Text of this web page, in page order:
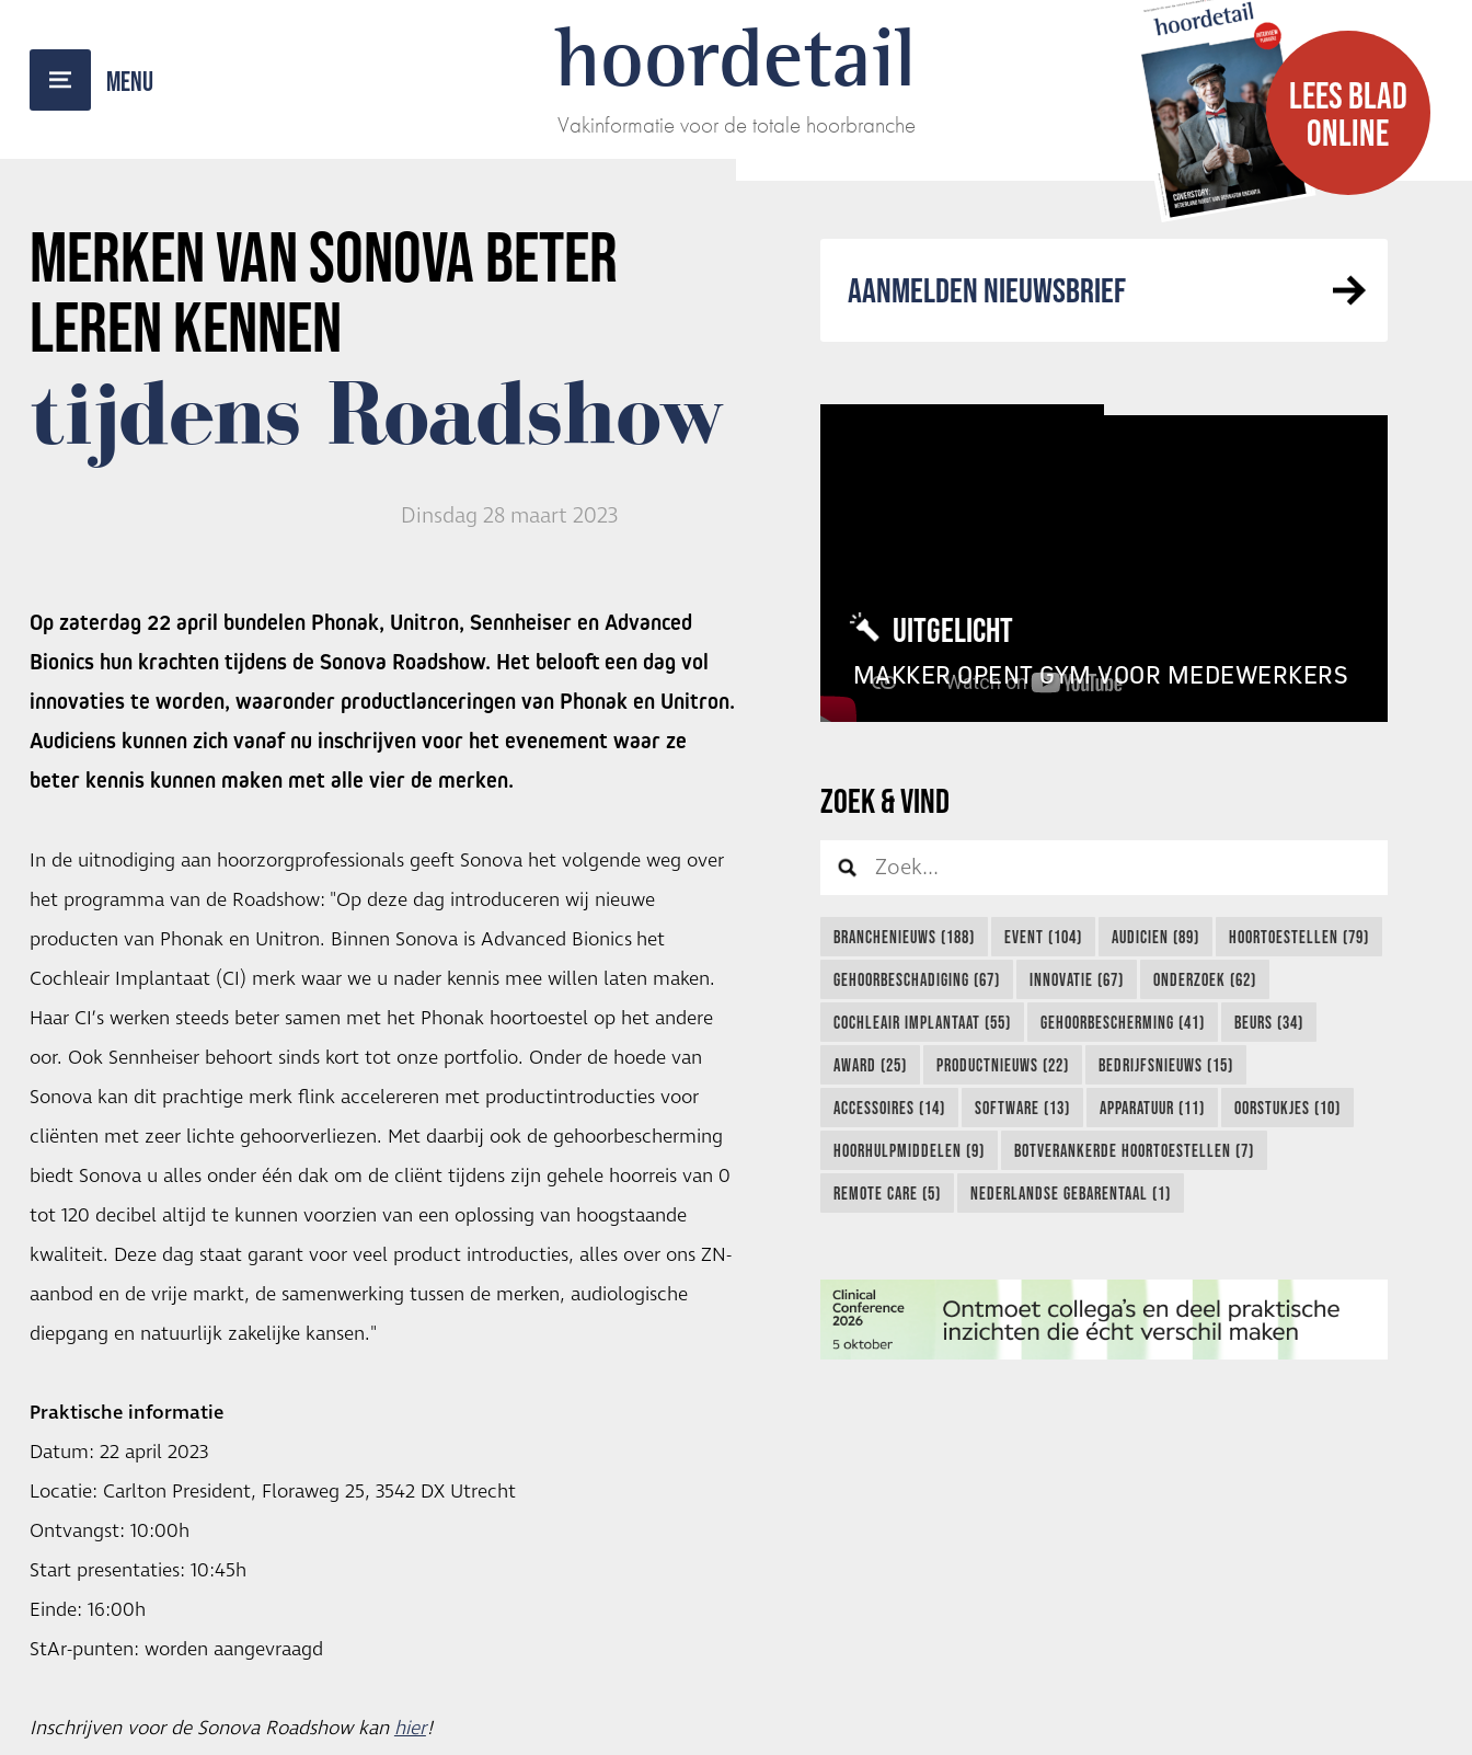
hoordetail
Vakinformatie voor de totale hoorbranche
LEES BLAD
ONLINE
MERKEN VANSONOVABETER
LEREN KENNEN
tijdens Roadshow
Dinsdag 28 maart 2023
Op zaterdag 22 april bundelen Phonak, Unitron, Sennheiser en Advanced
Bionics hun krachten tijdens de Sonova Roadshow. Het belooft een dag vol
innovaties te worden, waaronder productlanceringen van Phonak en Unitron.
Audiciens kunnen zich vanaf nu inschrijven voor het evenement waar ze
beter kennis kunnen maken met alle vier de merken.
In de uitnodiging aan hoorzorgprofessionals geeft Sonova het volgende weg over
het programma van de Roadshow: "Op deze dag introduceren wij nieuwe
producten van Phonak en Unitron. Binnen Sonova is Advanced Bionics het
Cochleair Implantaat (CI) merk waar we u nader kennis mee willen laten maken.
Haar CI’s werken steeds beter samen met het Phonak hoortoestel op het andere
oor. Ook Sennheiser behoort sinds kort tot onze portfolio. Onder de hoede van
Sonova kan dit prachtige merk flink accelereren met productintroducties voor
cliënten met zeer lichte gehoorverliezen. Met daarbij ook de gehoorbescherming
biedt Sonova u alles onder één dak om de cliënt tijdens zijn gehele hoorreis van 0
tot 120 decibel altijd te kunnen voorzien van een oplossing van hoogstaande
kwaliteit. Deze dag staat garant voor veel product introducties, alles over ons ZN-
aanbod en de vrije markt, de samenwerking tussen de merken, audiologische
diepgang en natuurlijk zakelijke kansen."
Praktische informatie
Datum: 22 april 2023
Locatie: Carlton President, Floraweg 25, 3542 DX Utrecht
Ontvangst: 10:00h
Start presentaties: 10:45h
Einde: 16:00h
StAr-punten: worden aangevraagd
Inschrijven voor de Sonova Roadshow kan hier!
AANMELDEN NIEUWSBRIEF
UITGELICHT
MAKKER OPENT GYM VOOR MEDEWERKERS
ZOEK & VIND
BRANCHENIEUWS (188) EVENT (104) AUDICIEN (89) HOORTOESTELLEN (79)
GEHOORBESCHADIGING (67) INNOVATIE (67) ONDERZOEK (62)
COCHLEAIR IMPLANTAAT (55) GEHOORBESCHERMING (41) BEURS (34)
AWARD (25) PRODUCTNIEUWS (22) BEDRIJFSNIEUWS (15)
ACCESSOIRES (14) SOFTWARE (13) APPARATUUR (11) OORSTUKJES (10)
HOORHULPMIDDELEN (9) BOTVERANKERDE HOORTOESTELLEN (7)
REMOTE CARE (5) NEDERLANDSE GEBARENTAAL (1)